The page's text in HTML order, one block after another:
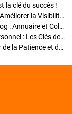
la clé du succès !
Optimisation SEO des Articles : Stratégies pour Améliorer la Visibilité de Votre Blog
Stratégies pour améliorer la visibilité de votre Blog : Annuaire et Collaborations
Pourquoi Investir dans un Nom de Domaine Personnel : Les Clés de la Réussite de Votre Blog
Comment Faire Émerger Votre Blog : Le Pouvoir de la Patience et de la Persévérance